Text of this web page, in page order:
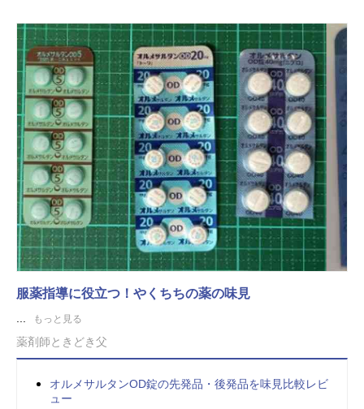
服薬指導に役立つ！やくちちの薬の味見
もっと見る
薬剤師ときどき父
オルメサルタンOD錠の先発品・後発品を味見比較レビ
ュー